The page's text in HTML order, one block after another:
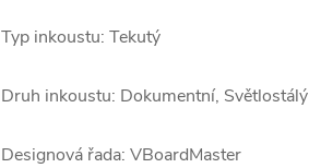
Typ inkoustu: Tekutý
Druh inkoustu: Dokumentní, Světlostálý
Designová řada: VBoardMaster